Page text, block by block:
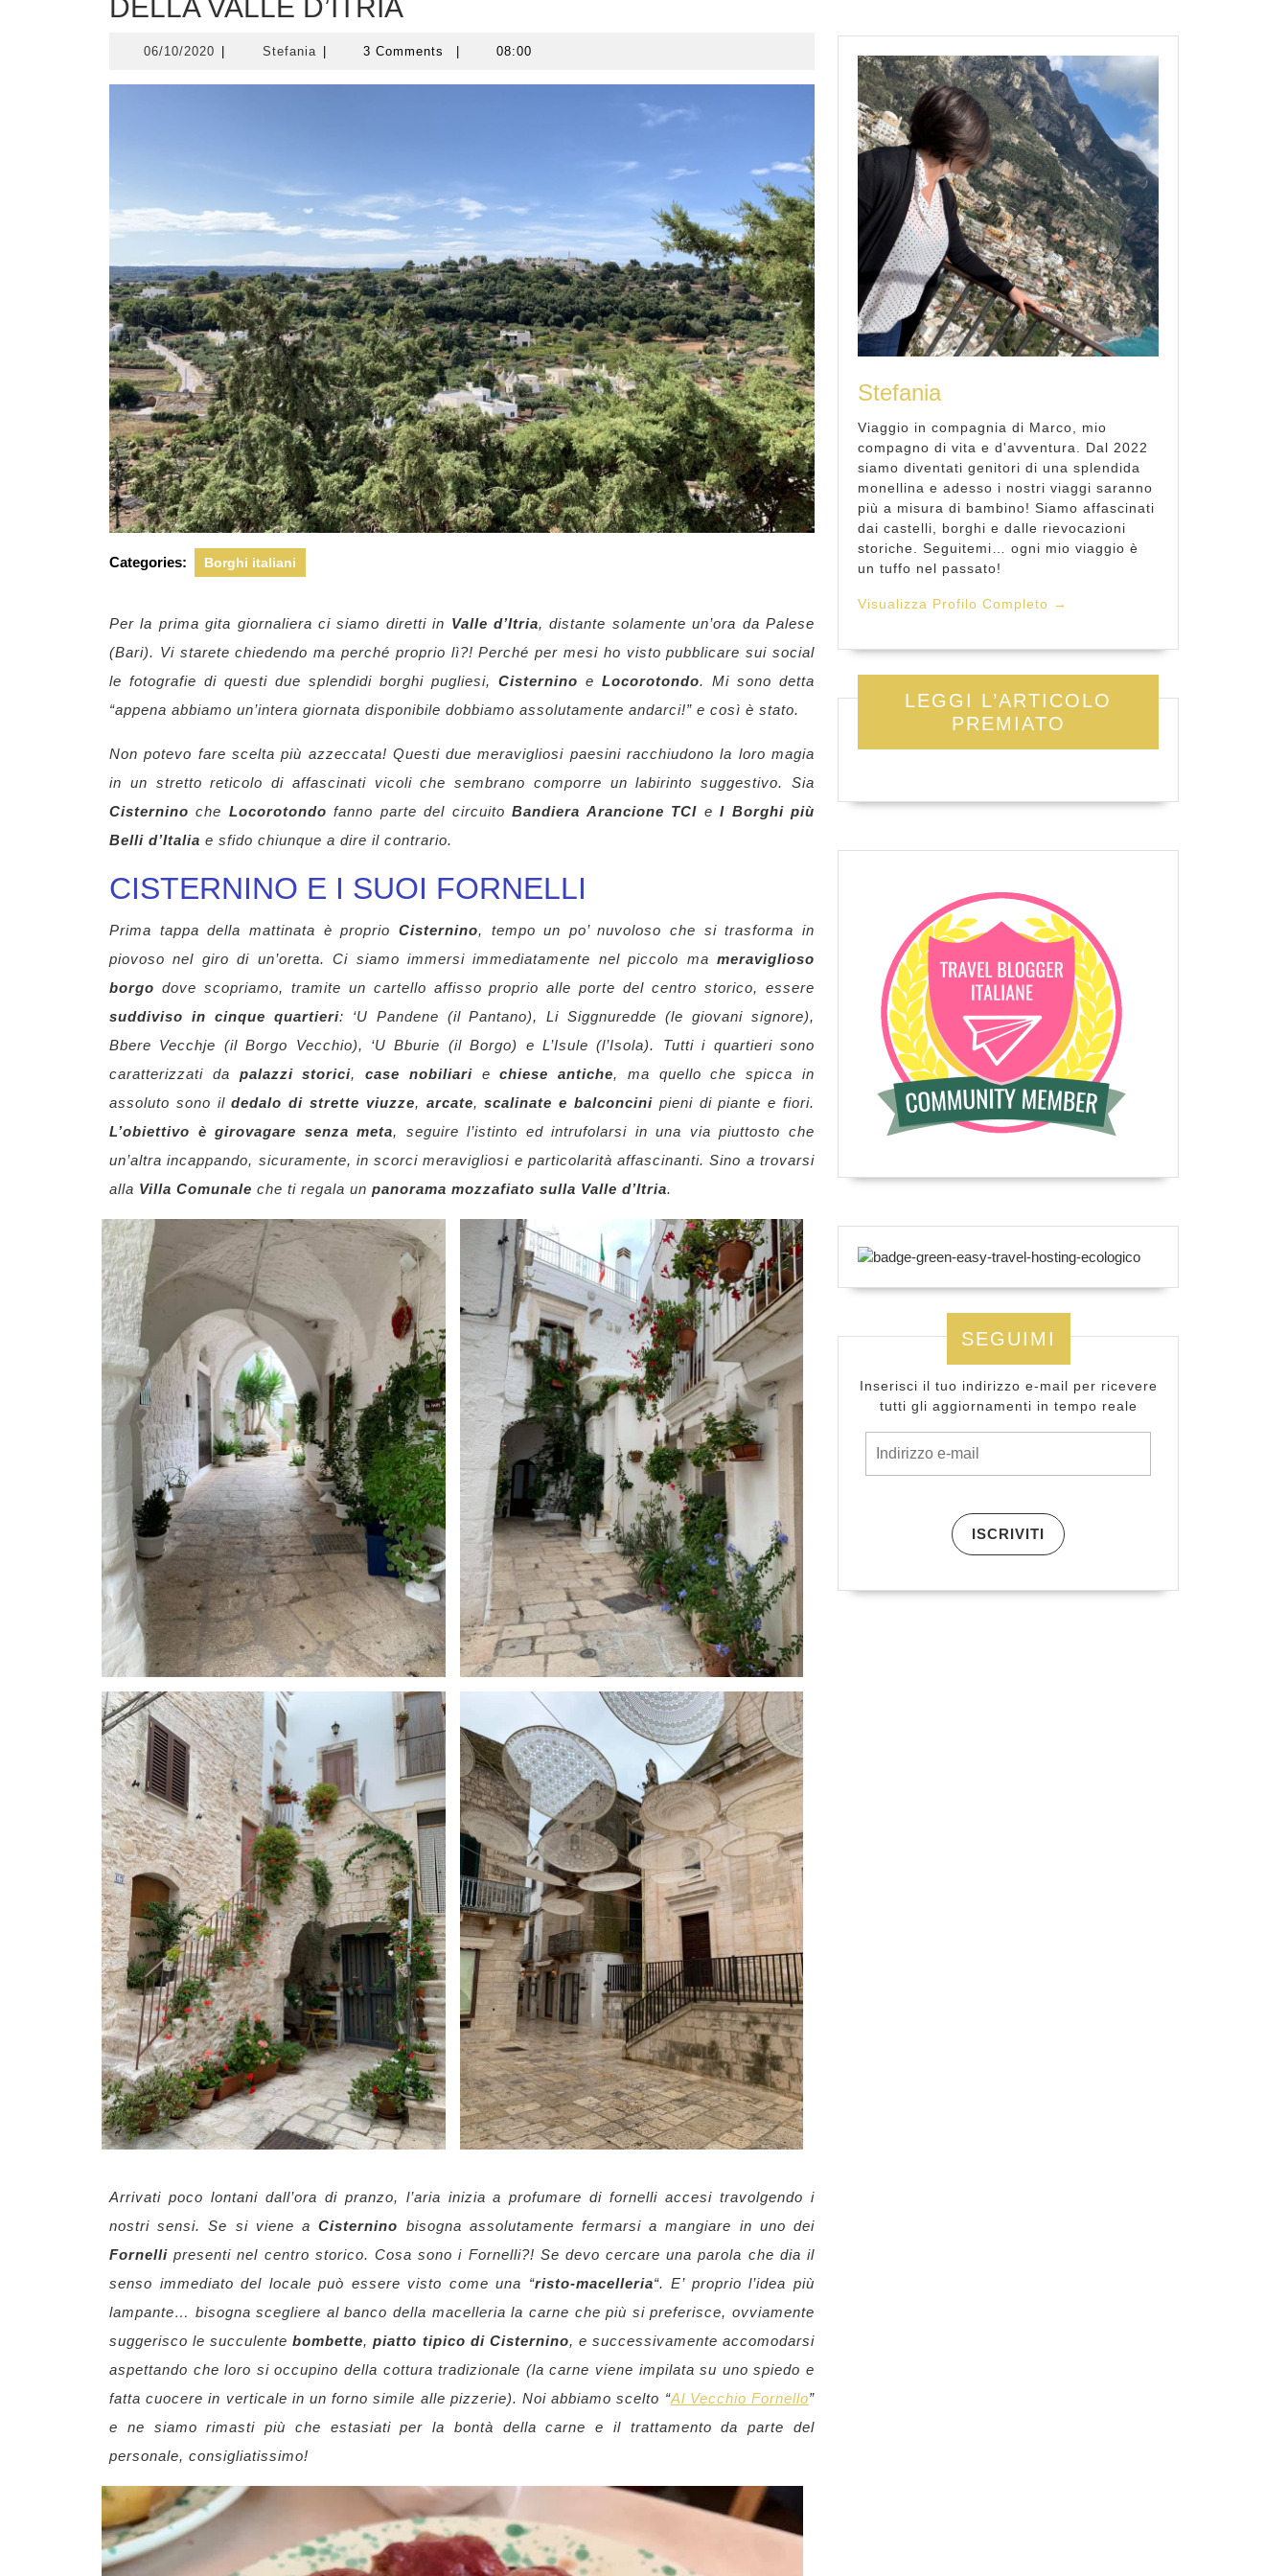
DELLA VALLE D’ITRIA
06/10/2020 06/10/2020StefaniaStefania3 Comments 08:00
Categories: Borghi italiani
Per la prima gita giornaliera ci siamo diretti in Valle d’Itria, distante solamente un’ora da Palese
(Bari). Vi starete chiedendo ma perché proprio lì?! Perché per mesi ho visto pubblicare sui social
le fotografie di questi due splendidi borghi pugliesi, Cisternino e Locorotondo. Mi sono detta
“appena abbiamo un’intera giornata disponibile dobbiamo assolutamente andarci!” e così è stato.
Non potevo fare scelta più azzeccata! Questi due meravigliosi paesini racchiudono la loro magia
in un stretto reticolo di affascinati vicoli che sembrano comporre un labirinto suggestivo. Sia
Cisterninoche Locorotondofanno parte del circuitoBandiera Arancione TCI eI Borghi più
Belli d’Italia e sfido chiunque a dire il contrario.
CISTERNINO E I SUOI FORNELLI
Prima tappa della mattinata è proprio Cisternino, tempo un po’ nuvoloso che si trasforma in
piovoso nel giro di un’oretta. Ci siamo immersi immediatamente nel piccolo ma meraviglioso
borgo dove scopriamo, tramite un cartello affisso proprio alle porte del centro storico, essere
suddiviso in cinque quartieri: ‘U Pandene (il Pantano), Li Siggnuredde (le giovani signore),
Bbere Vecchje (il Borgo Vecchio), ‘U Bburie (il Borgo) e L’Isule (l’Isola). Tutti i quartieri sono
caratterizzati da palazzi storici, case nobiliari e chiese antiche, ma quello che spicca in
assoluto sono ildedalo di strette viuzze, arcate, scalinate e balconcini pieni di piante e fiori.
L’obiettivo è girovagare senza meta, seguire l’istinto ed intrufolarsi in una via piuttosto che
un’altra incappando, sicuramente, in scorci meravigliosi e particolarità affascinanti. Sino a trovarsi
alla Villa Comunale che ti regala un panorama mozzafiato sulla Valle d’Itria.
Arrivati poco lontani dall’ora di pranzo, l’aria inizia a profumare di fornelli accesi travolgendo i
nostri sensi. Se si viene aCisternino bisogna assolutamente fermarsi a mangiare in uno dei
Fornellipresenti nel centro storico. Cosa sono i Fornelli?! Se devo cercare una parola che dia il
senso immediato del locale può essere visto come una “risto-macelleria“. E’ proprio l’idea più
lampante… bisogna scegliere al banco della macelleria la carne che più si preferisce, ovviamente
suggerisco le succulentebombette,piatto tipico di Cisternino, e successivamente accomodarsi
aspettando che loro si occupino della cottura tradizionale (la carne viene impilata su uno spiedo e
fatta cuocere in verticale in un forno simile alle pizzerie). Noi abbiamo scelto “Al Vecchio Fornello”
e ne siamo rimasti più che estasiati per la bontà della carne e il trattamento da parte del
personale, consigliatissimo!
Stefania
Viaggio in compagnia di Marco, mio
compagno di vita e d'avventura. Dal 2022
siamo diventati genitori di una splendida
monellina e adesso i nostri viaggi saranno
più a misura di bambino! Siamo affascinati
dai castelli, borghi e dalle rievocazioni
storiche. Seguitemi… ogni mio viaggio è
un tuffo nel passato!
Visualizza Profilo Completo →
LEGGI L’ARTICOLO
PREMIATO
SEGUIMI
Inserisci il tuo indirizzo e-mail per ricevere
tutti gli aggiornamenti in tempo reale
ISCRIVITI